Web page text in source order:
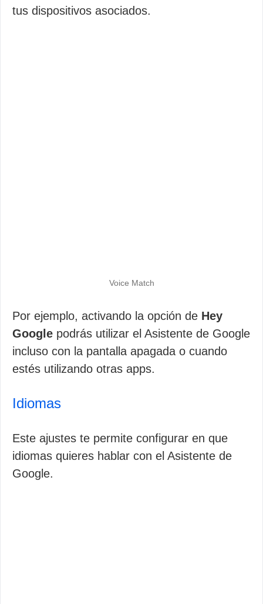
tus dispositivos asociados.
Voice Match
Por ejemplo, activando la opción de Hey
Google podrás utilizar el Asistente de Google
incluso con la pantalla apagada o cuando
estés utilizando otras apps.
Idiomas
Este ajustes te permite configurar en que
idiomas quieres hablar con el Asistente de
Google.